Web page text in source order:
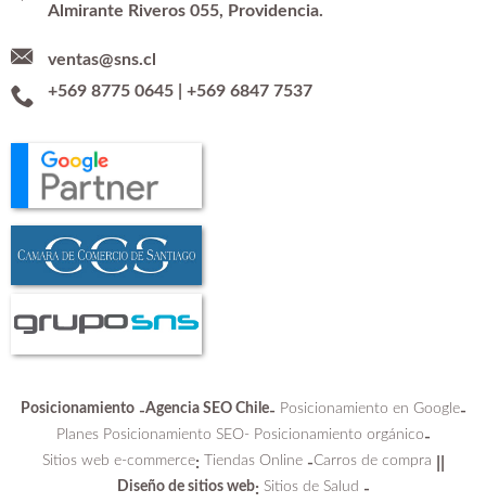
Almirante Riveros 055, Providencia.
ventas@sns.cl
+569 8775 0645| +569 6847 7537
Posicionamiento-Agencia SEO Chile- Posicionamiento en Google-
Planes Posicionamiento SEO- Posicionamiento orgánico-
Sitios web e-commerce: Tiendas Online-Carros de compra
Diseño de sitios web: Sitios de Salud -